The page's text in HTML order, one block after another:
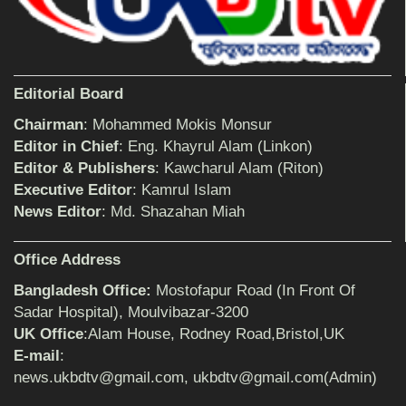
শিক্ষিকার ওপর হামলাকারীদের গ্রেফতারের দাবিতে
মানববন্ধন অনুষ্ঠিত
সোমবার
ঠাকুরগাঁওয়ে শিশু ধর্ষকের যাবজ্জীবন কারাদণ্ড
সহায়তা প্রদান অনুষ্ঠিত
Editorial Board
Chairman: Mohammed Mokis Monsur
Editor in Chief: Eng. Khayrul Alam (Linkon)
Editor & Publishers: Kawcharul Alam (Riton)
Executive Editor: Kamrul Islam
News Editor: Md. Shazahan Miah
Office Address
Bangladesh Office: Mostofapur Road (In Front Of
Sadar Hospital), Moulvibazar-3200
UK Office:Alam House, Rodney Road,Bristol,UK
E-mail :
news.ukbdtv@gmail.com, ukbdtv@gmail.com(Admin)